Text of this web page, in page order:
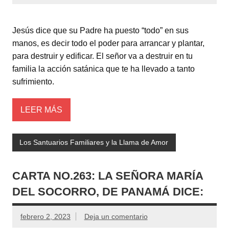
Jesús dice que su Padre ha puesto “todo” en sus
manos, es decir todo el poder para arrancar y plantar,
para destruir y edificar. El señor va a destruir en tu
familia la acción satánica que te ha llevado a tanto
sufrimiento.
LEER MÁS
Los Santuarios Familiares y la Llama de Amor
CARTA NO.263: LA SEÑORA MARÍA
DEL SOCORRO, DE PANAMÁ DICE:
febrero 2, 2023 Deja un comentario